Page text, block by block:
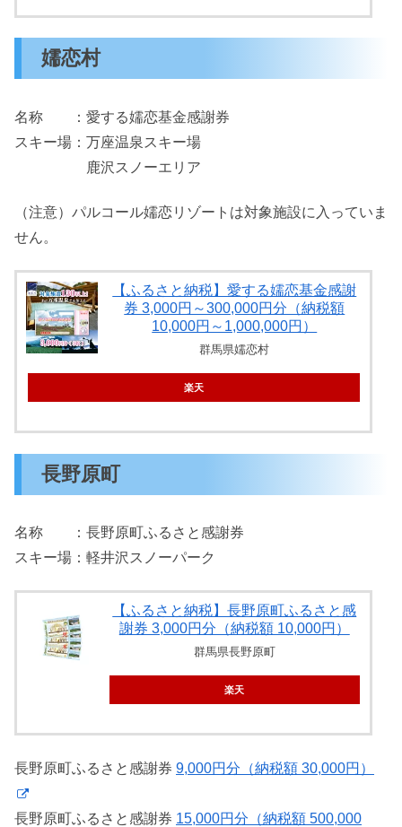
嬬恋村
名称 ：愛する嬬恋基金感謝券
スキー場：万座温泉スキー場
鹿沢スノーエリア
（注意）パルコール嬬恋リゾートは対象施設に入っていま
せん。
【ふるさと納税】愛する嬬恋基金感謝
券 3,000円～300,000円分（納税額
10,000円～1,000,000円）
群馬県嬬恋村
楽天
長野原町
名称 ：長野原町ふるさと感謝券
スキー場：軽井沢スノーパーク
【ふるさと納税】長野原町ふるさと感
謝券 3,000円分（納税額 10,000円）
群馬県長野原町
楽天
長野原町ふるさと感謝券 9,000円分（納税額 30,000円）
長野原町ふるさと感謝券 15,000円分（納税額 500,000